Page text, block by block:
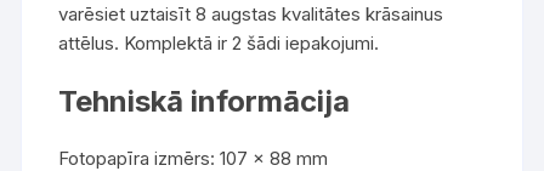
varēsiet uztaisīt 8 augstas kvalitātes krāsainus
attēlus. Komplektā ir 2 šādi iepakojumi.
Tehniskā informācija
Fotopapīra izmērs: 107 x 88 mm